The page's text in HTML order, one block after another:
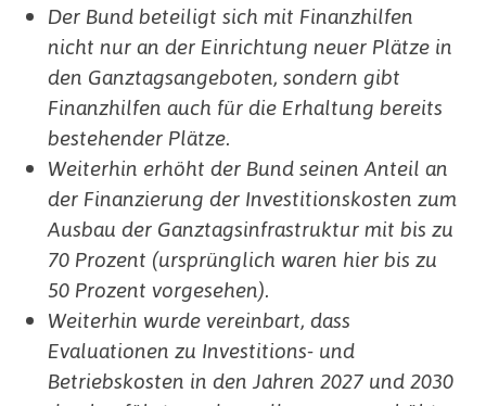
Der Bund beteiligt sich mit Finanzhilfen
nicht nur an der Einrichtung neuer Plätze in
den Ganztagsangeboten, sondern gibt
Finanzhilfen auch für die Erhaltung bereits
bestehender Plätze.
Weiterhin erhöht der Bund seinen Anteil an
der Finanzierung der Investitionskosten zum
Ausbau der Ganztagsinfrastruktur mit bis zu
70 Prozent (ursprünglich waren hier bis zu
50 Prozent vorgesehen).
Weiterhin wurde vereinbart, dass
Evaluationen zu Investitions- und
Betriebskosten in den Jahren 2027 und 2030